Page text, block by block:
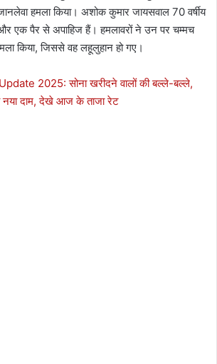
हमला किया। अशोक कुमार जायसवाल 70 वर्षीय
एक पैर से अपाहिज हैं। हमलावरों ने उन पर चम्मच
किया, जिससे वह लहूलुहान हो गए।
2025: सोना खरीदने वालों की बल्ले-बल्ले,
नया दाम, देखे आज के ताजा रेट